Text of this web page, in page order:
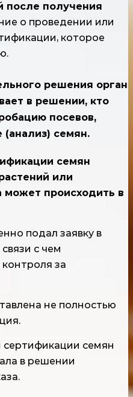
после получения
о проведении или
которое
решения орган
в решении, кто
посевов,
(анализ) семян.
семян
или
может происходить в
подал заявку в
с чем
за
не полностью
сертификации семян
в решении